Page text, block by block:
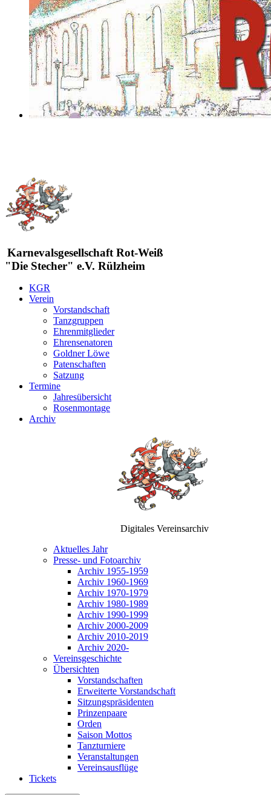
Karnevalsgesellschaft Rot-Weiß
"Die Stecher" e.V. Rülzheim
KGR
Verein
Vorstandschaft
Tanzgruppen
Ehrenmitglieder
Ehrensenatoren
Goldner Löwe
Patenschaften
Satzung
Termine
Jahresübersicht
Rosenmontage
Archiv
Digitales Vereinsarchiv
Aktuelles Jahr
Presse- und Fotoarchiv
Archiv 1955-1959
Archiv 1960-1969
Archiv 1970-1979
Archiv 1980-1989
Archiv 1990-1999
Archiv 2000-2009
Archiv 2010-2019
Archiv 2020-
Vereinsgeschichte
Übersichten
Vorstandschaften
Erweiterte Vorstandschaft
Sitzungspräsidenten
Prinzenpaare
Orden
Saison Mottos
Tanzturniere
Veranstaltungen
Vereinsausflüge
Tickets